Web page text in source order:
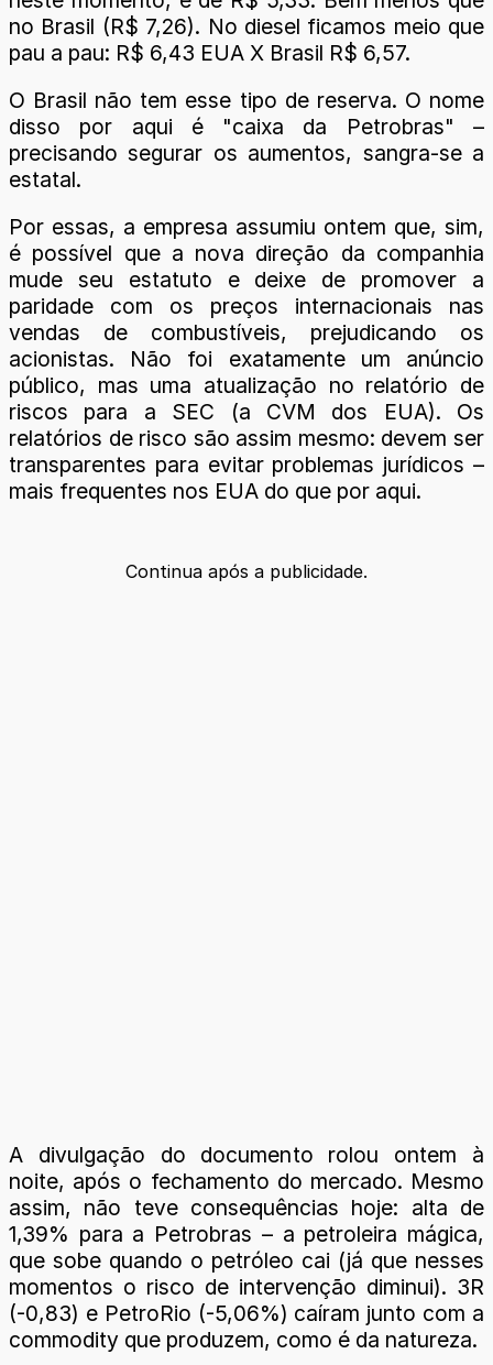
no Brasil (R$ 7,26). No diesel ficamos meio que
pau a pau: R$ 6,43 EUA X Brasil R$ 6,57.
O Brasil não tem esse tipo de reserva. O nome
disso por aqui é "caixa da Petrobras" –
precisando segurar os aumentos, sangra-se a
estatal.
Por essas, a empresa assumiu ontem que, sim,
é possível que a nova direção da companhia
mude seu estatuto e deixe de promover a
paridade com os preços internacionais nas
vendas de combustíveis, prejudicando os
acionistas. Não foi exatamente um anúncio
público, mas uma atualização no relatório de
riscos para a SEC (a CVM dos EUA). Os
relatórios de risco são assim mesmo: devem ser
transparentes para evitar problemas jurídicos –
mais frequentes nos EUA do que por aqui.
Continua após a publicidade.
A divulgação do documento rolou ontem à
noite, após o fechamento do mercado. Mesmo
assim, não teve consequências hoje: alta de
1,39% para a Petrobras – a petroleira mágica,
que sobe quando o petróleo cai (já que nesses
momentos o risco de intervenção diminui). 3R
(-0,83) e PetroRio (-5,06%) caíram junto com a
commodity que produzem, como é da natureza.